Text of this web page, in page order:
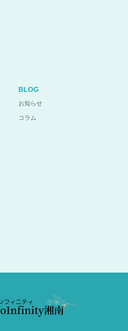
BLOG
お知らせ
コラム